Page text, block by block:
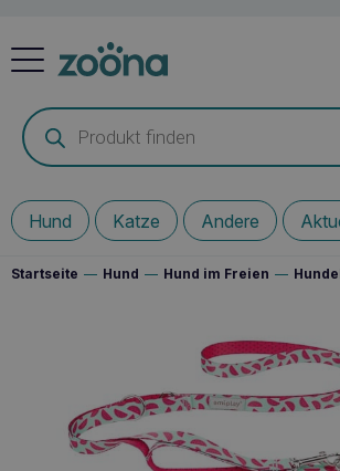
Products
search
Hund Katze Andere
Startseite — Hund — Hund im Freien —